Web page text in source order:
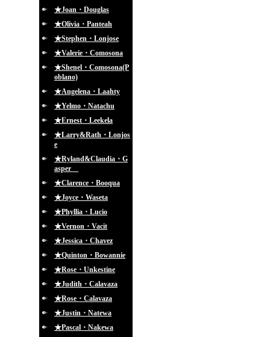
★Joan・Douglas
★Olivia・Panteah
★Stephen・Lonjose
★Valerie・Comosona
★Shenel・Comosona(P
oblano)
★Angelena・Laahty
★Yelmo・Natachu
★Ernest・Leekela
★Larry&Rath・Lonjos
e
★Ryland&Claudia・G
asper
★Clarence・Booqua
★Joyce・Waseta
★Phyllia・Lucio
★Vernon・Vacit
★Jessica・Chavez
★Quinton・Bowannie
★Rose・Unkestine
★Judith・Calavaza
★Rose・Calavaza
★Justin・Natewa
★Pascal・Nakewa